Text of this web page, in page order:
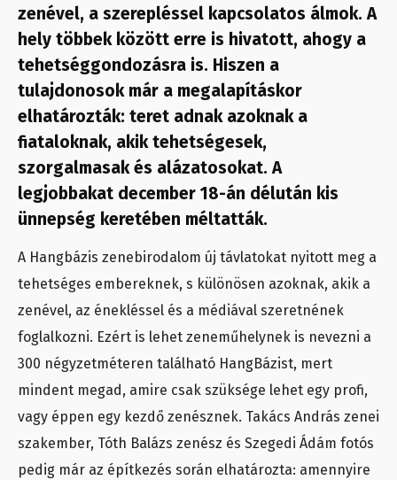
zenével, a szerepléssel kapcsolatos álmok. A
hely többek között erre is hivatott, ahogy a
tehetséggondozásra is. Hiszen a
tulajdonosok már a megalapításkor
elhatározták: teret adnak azoknak a
fiataloknak, akik tehetségesek,
szorgalmasak és alázatosokat. A
legjobbakat december 18-án délután kis
ünnepség keretében méltatták.
A Hangbázis zenebirodalom új távlatokat nyitott meg a
tehetséges embereknek, s különösen azoknak, akik a
zenével, az énekléssel és a médiával szeretnének
foglalkozni. Ezért is lehet zeneműhelynek is nevezni a
300 négyzetméteren található HangBázist, mert
mindent megad, amire csak szüksége lehet egy profi,
vagy éppen egy kezdő zenésznek. Takács András zenei
szakember, Tóth Balázs zenész és Szegedi Ádám fotós
pedig már az építkezés során elhatározta: amennyire